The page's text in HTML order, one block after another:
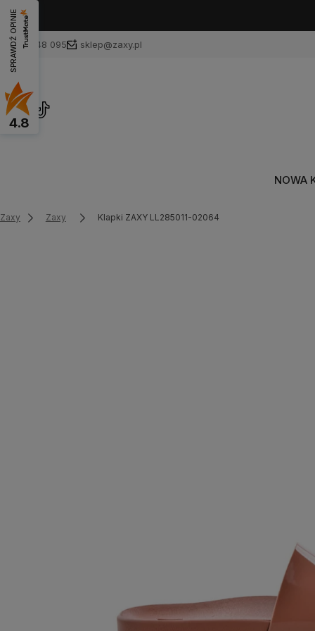
601 748 095 sklep@zaxy.pl
NOWA
Zaxy Zaxy Klapki ZAXY LL285011-02064
SPRAWDŹ OPINIE
4.8